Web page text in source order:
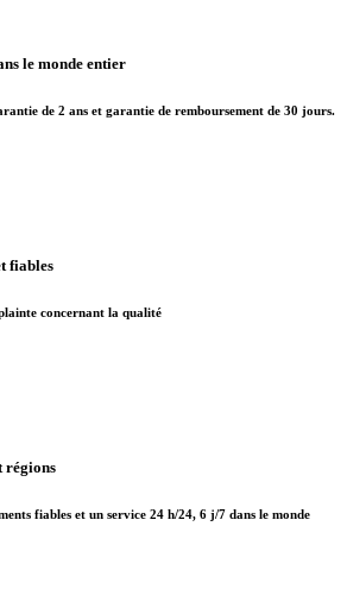
le monde entier
de 2 ans et garantie de remboursement de 30 jours.
fiables
concernant la qualité
régions
fiables et un service 24 h/24, 6 j/7 dans le monde